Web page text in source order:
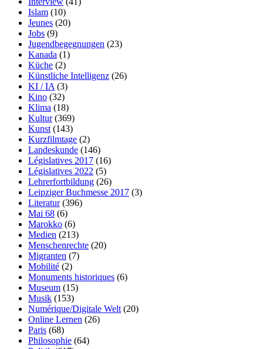
Islam (10)
Jeunes (20)
Jobs (9)
Jugendbegegnungen (23)
Kanada (1)
Küche (2)
Künstliche Intelligenz (26)
KI / IA (3)
Kino (32)
Klima (18)
Kultur(369)
Kunst (143)
Kurzfilmtage (2)
Landeskunde (146)
Législatives 2017 (16)
Législatives 2022 (5)
Lehrerfortbildung (26)
Leipziger Buchmesse 2017 (3)
Literatur(396)
Mai 68 (6)
Marokko (6)
Medien (213)
Menschenrechte (20)
Migranten (7)
Mobilité (2)
Monuments historiques (6)
Museum (15)
Musik (153)
Numérique/Digitale Welt (20)
Online Lernen (26)
Paris (68)
Philosophie (64)